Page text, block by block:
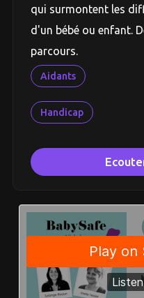
qui surmontent les
d'un bébé ou enfant.
parcours.
Aidants
Handicap